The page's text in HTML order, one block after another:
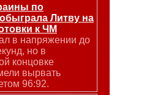
по
Литву на
к ЧМ
в напряжении до
но в
концовке
вырвать
96:92.